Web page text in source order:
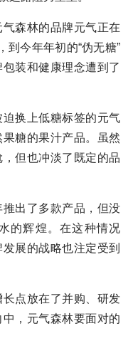
森林的品牌元气正在
到今年年初的“伪无糖”
装和健康理念遭到了
换上低糖标签的元气
糖的果汁产品。虽然
但也冲淡了既定的品
出了多款产品，但没
的辉煌。在这种情况
展的战略也注定受到
点放在了并购、研发
，元气森林要面对的